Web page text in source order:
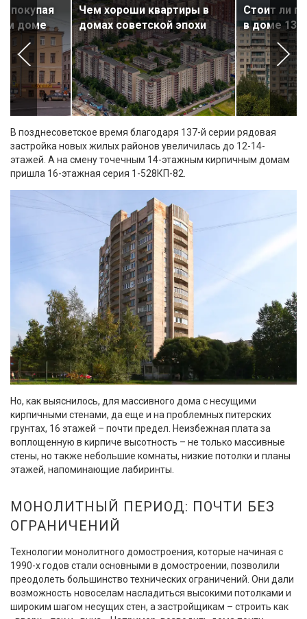
покупая
доме
Чем хороши квартиры в
домах советской эпохи
Стоит ли
в доме
В позднесоветское время благодаря 137-й серии рядовая
застройка новых жилых районов увеличилась до 12-14-
этажей. А на смену точечным 14-этажным кирпичным домам
пришла 16-этажная серия 1-528КП-82.
Но, как выяснилось, для массивного дома с несущими
кирпичными стенами, да еще и на проблемных питерских
грунтах, 16 этажей – почти предел. Неизбежная плата за
воплощенную в кирпиче высотность – не только массивные
стены, но также небольшие комнаты, низкие потолки и планы
этажей, напоминающие лабиринты.
МОНОЛИТНЫЙ ПЕРИОД: ПОЧТИ БЕЗ
ОГРАНИЧЕНИЙ
Технологии монолитного домостроения, которые начиная с
1990-х годов стали основными в домостроении, позволили
преодолеть большинство технических ограничений. Они дали
возможность новоселам насладиться высокими потолками и
широким шагом несущих стен, а застройщикам – строить как